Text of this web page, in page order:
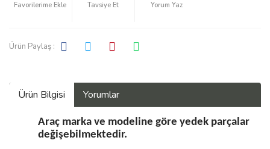
Tavsiye Et Yorum Yaz
Ürün Paylaş :
Ürün Bilgisi Yorumlar
Araç marka ve modeline göre yedek parçalar
değişebilmektedir.